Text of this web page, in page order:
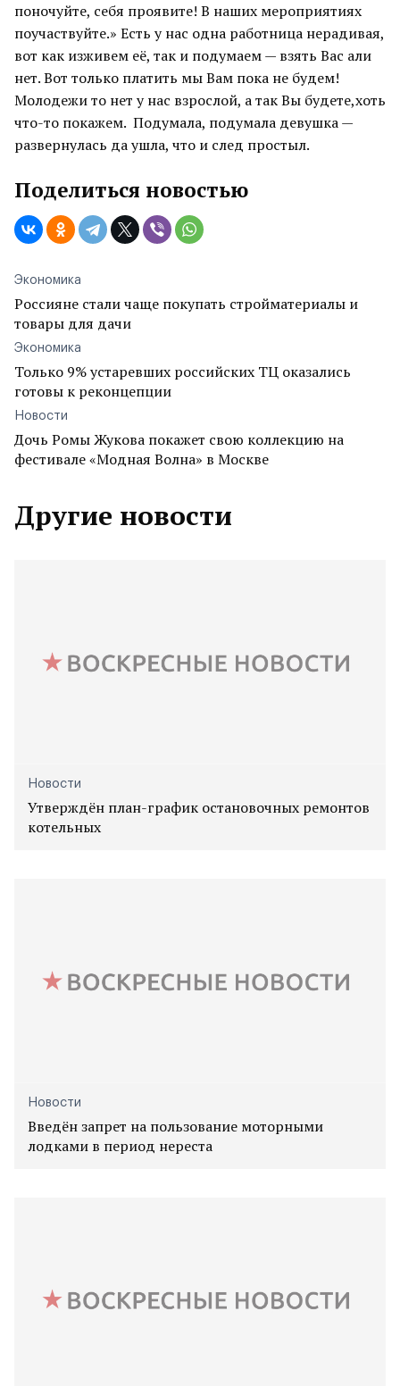
поночуйте, себя проявите! В наших мероприятиях
поучаствуйте.» Есть у нас одна работница нерадивая,
вот как изживем её, так и подумаем — взять Вас али
нет. Вот только платить мы Вам пока не будем!
Молодежи то нет у нас взрослой, а так Вы будете,хоть
что-то покажем. Подумала, подумала девушка —
развернулась да ушла, что и след простыл.
Поделиться новостью
Экономика
Россияне стали чаще покупать стройматериалы и
товары для дачи
Экономика
Только 9% устаревших российских ТЦ оказались
готовы к реконцепции
Новости
Дочь Ромы Жукова покажет свою коллекцию на
фестивале «Модная Волна» в Москве
Другие новости
Новости
Утверждён план-график остановочных ремонтов
котельных
Новости
Введён запрет на пользование моторными
лодками в период нереста